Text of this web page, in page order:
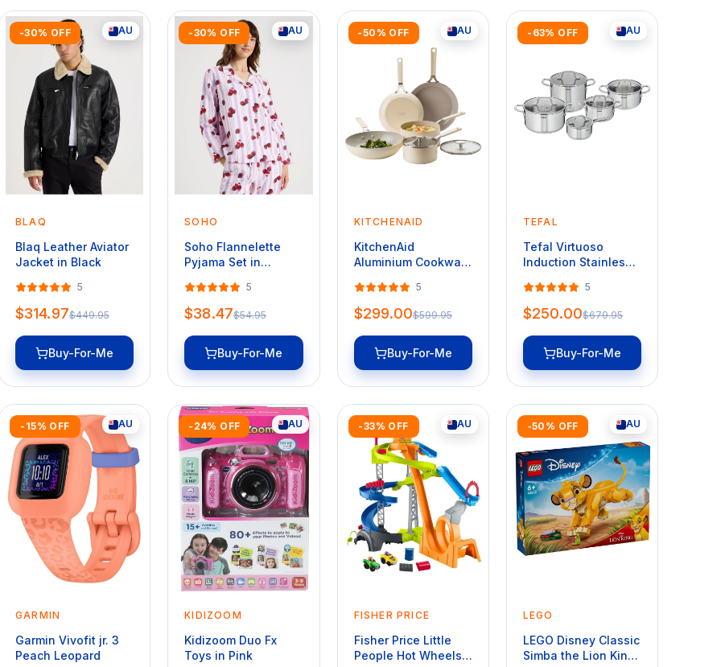
-30% OFF AU
BLAQ
Blaq Leather Aviator
Jacket in Black
5
$314.97$449.95
Buy-For-Me
-30% OFF AU
SOHO
Soho Flannelette
Pyjama Set in
Print
5
$38.47$54.95
Buy-For-Me
-50% OFF AU
KITCHENAID
KitchenAid
Aluminium Cookware
Almond Cream
5
$299.00$599.95
Buy-For-Me
-63% OFF AU
TEFAL
Tefal Virtuoso
Induction Stainless
Cookset 5 Piece
5
$250.00$679.95
Buy-For-Me
-15% OFF AU
GARMIN
Garmin Vivofit jr. 3
Peach Leopard
-24% OFF AU
KIDIZOOM
Kidizoom Duo Fx
Toys in Pink
-33% OFF AU
FISHER PRICE
Fisher Price Little
People Hot Wheels
-50% OFF AU
LEGO
LEGO Disney Classic
Simba the Lion King